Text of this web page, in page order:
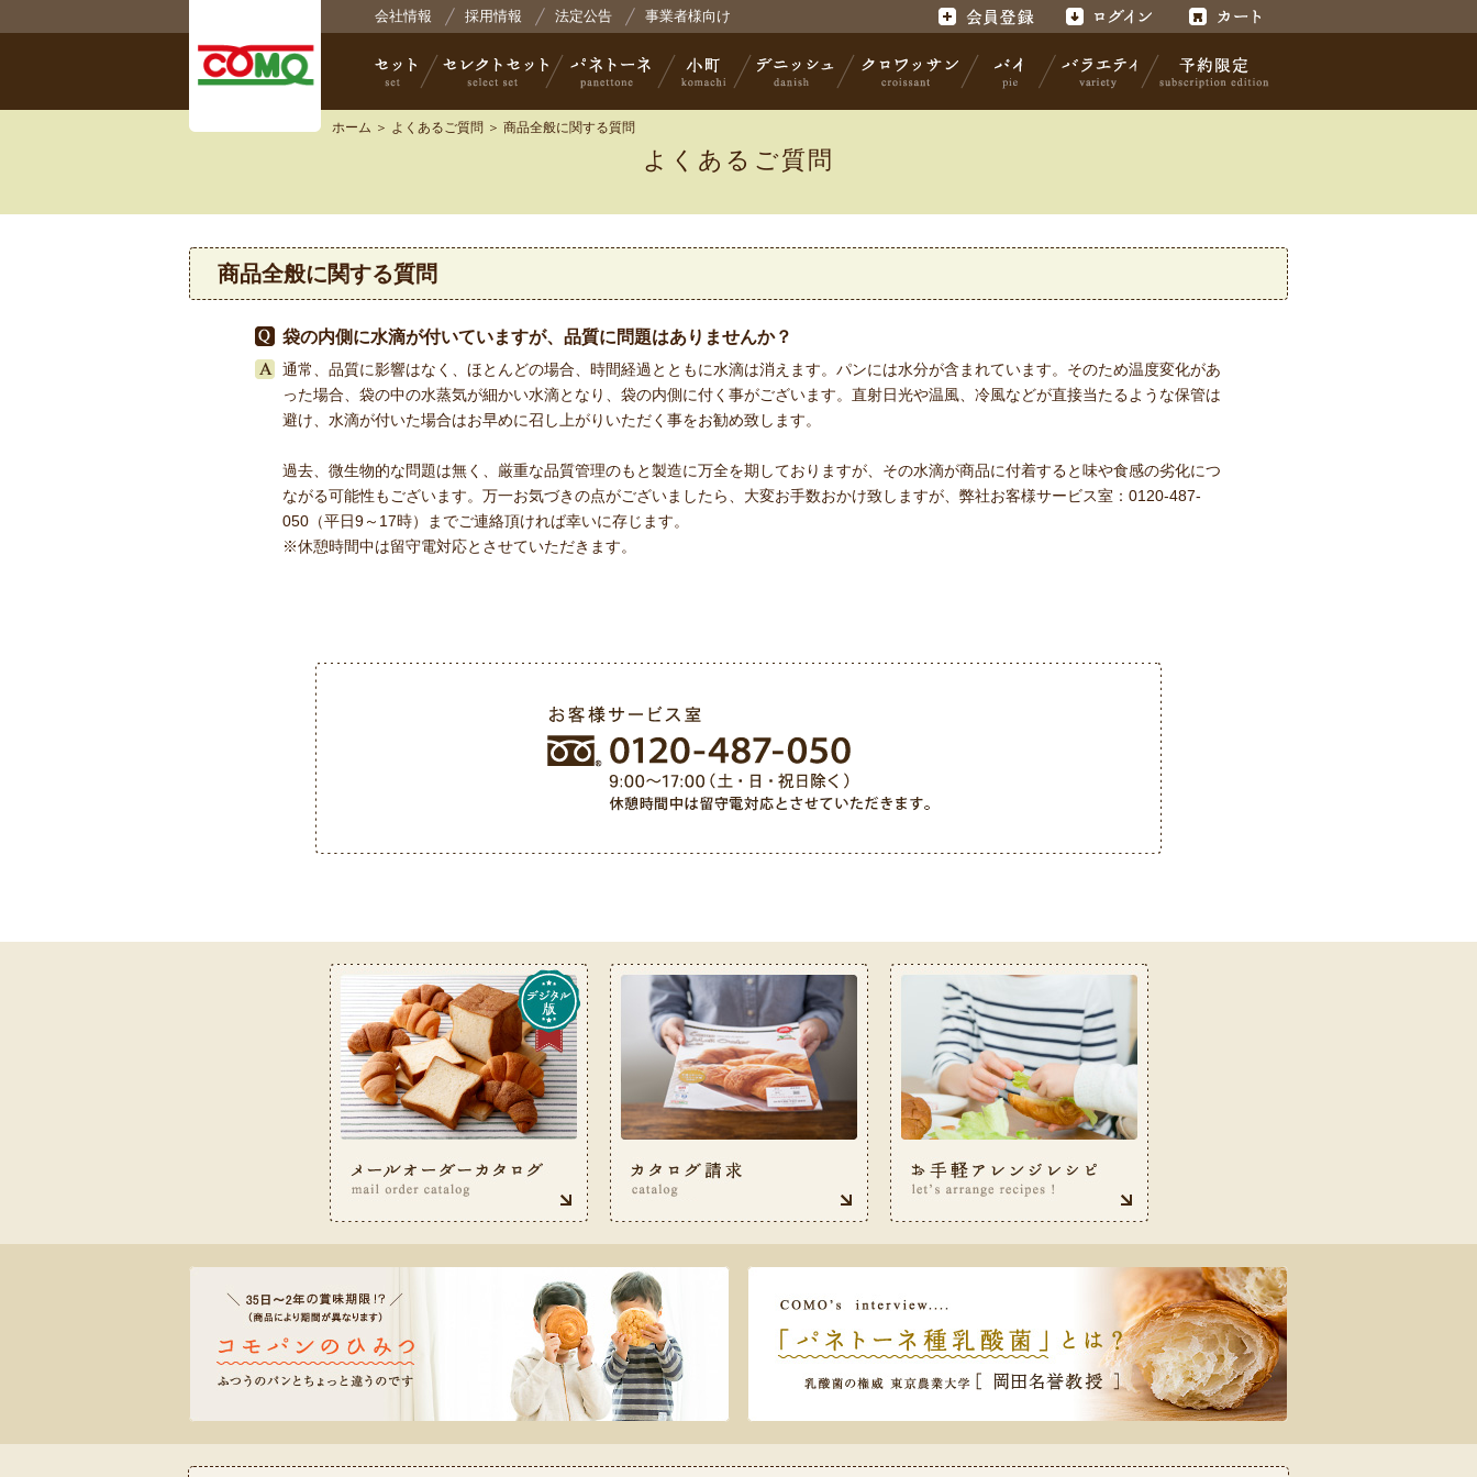
株式会社コモ
会員登録 ログイン カート
小町 デニッシュ
会社情報 採用情報 法定公告 事業者様向け
ホーム ＞ よくあるご質問 ＞ 商品全般に関する質問
よくあるご質問
商品全般に関する質問
袋の内側に水滴が付いていますが、品質に問題はありませんか？
通常、品質に影響はなく、ほとんどの場合、時間経過とともに水滴は消えます。パンには水分が含まれています。そのため温度変化があ
った場合、袋の中の水蒸気が細かい水滴となり、袋の内側に付く事がございます。直射日光や温風、冷風などが直接当たるような保管は
避け、水滴が付いた場合はお早めに召し上がりいただく事をお勧め致します。
過去、微生物的な問題は無く、厳重な品質管理のもと製造に万全を期しておりますが、その水滴が商品に付着すると味や食感の劣化につ
ながる可能性もございます。万一お気づきの点がございましたら、大変お手数おかけ致しますが、弊社お客様サービス室：0120-487-
050（平日9～17時）までご連絡頂ければ幸いに存じます。
※休憩時間中は留守電対応とさせていただきます。
お客様サービス室フリーダイヤル 0120-487-050（9:00〜17:00（土・日・祝日除く））